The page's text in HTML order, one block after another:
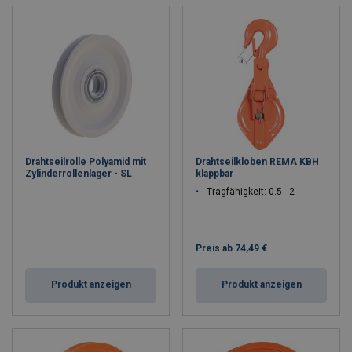
Drahtseilrolle Polyamid mit
Zylinderrollenlager - SL
Produkt anzeigen
Drahtseilkloben REMA KBH
klappbar
Tragfähigkeit: 0.5 - 2
Preis ab 74,49 €
Produkt anzeigen